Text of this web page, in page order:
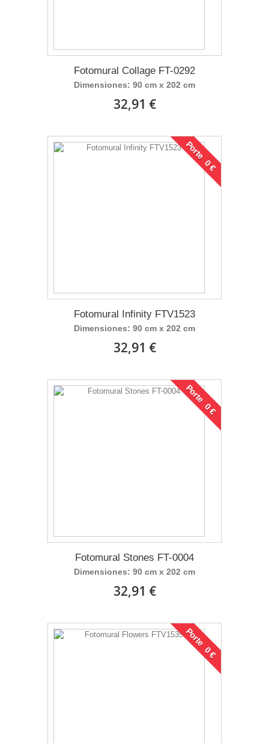
Fotomural Collage FT-0292
Dimensiones: 90 cm x 202 cm
32,91 €
Porte 0 €
Fotomural Infinity FTV1523
Dimensiones: 90 cm x 202 cm
32,91 €
Porte 0 €
Fotomural Stones FT-0004
Dimensiones: 90 cm x 202 cm
32,91 €
Porte 0 €